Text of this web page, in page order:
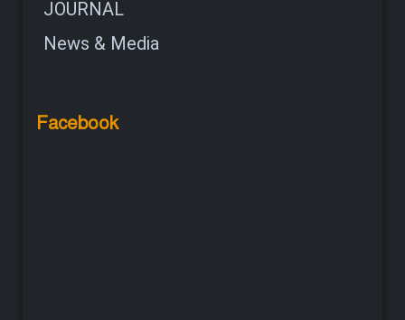
JOURNAL
News & Media
Facebook